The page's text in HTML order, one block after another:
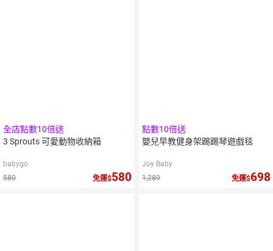
全店點數10倍送
3 Sprouts 可愛動物收納箱
babygo
580
免運 580
點數10倍送
嬰兒早教健身架踢踢琴遊戲毯
Joy Baby
1,289
免運 698